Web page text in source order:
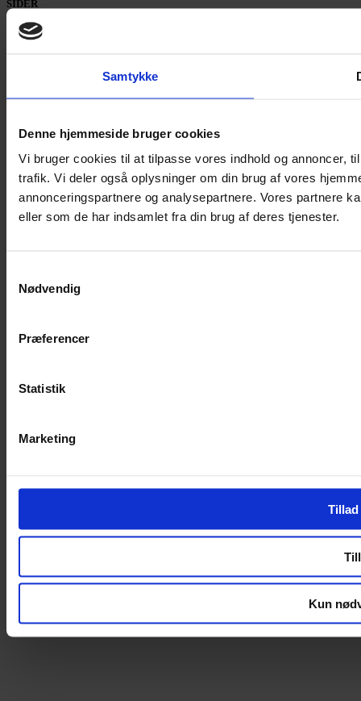
Samtykke
Denne hjemmeside bruger cookies
Vi bruger cookies til at tilpasse vores indhold og annoncer,
trafik. Vi deler også oplysninger om din brug af vores
annonceringspartnere og analysepartnere. Vores partnere
eller som de har indsamlet fra din brug af deres tjenester.
Nødvendig
Præferencer
Statistik
Marketing
Tillad
Kun
SIDER
Nyheder